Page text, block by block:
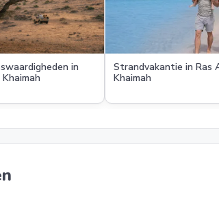
in
Strandvakantie in Ras
Khaimah